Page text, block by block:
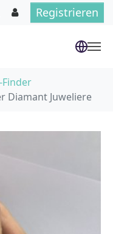
Registrieren
Finder
Diamant Juweliere